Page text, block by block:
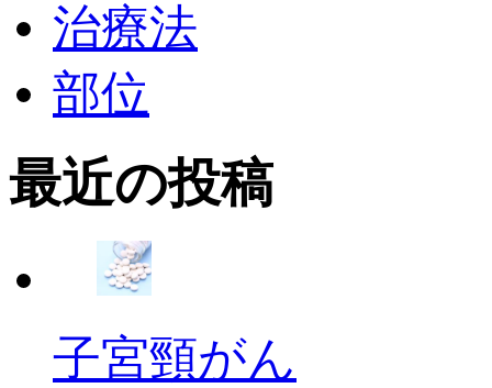
治療法
部位
最近の投稿
子宮頸がん